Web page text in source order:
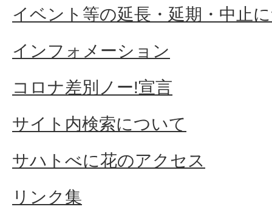
イベント等の延長・延期・中止
インフォメーション
コロナ差別ノー!宣言
サイト内検索について
サハトべに花のアクセス
リンク集